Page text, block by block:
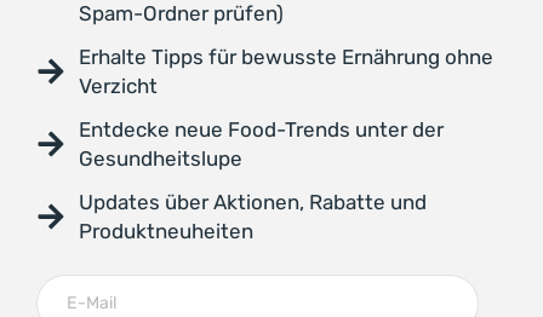
Spam-Ordner prüfen)
Erhalte Tipps für bewusste Ernährung ohne
Verzicht
Entdecke neue Food-Trends unter der
Gesundheitslupe
Updates über Aktionen, Rabatte und
Produktneuheiten